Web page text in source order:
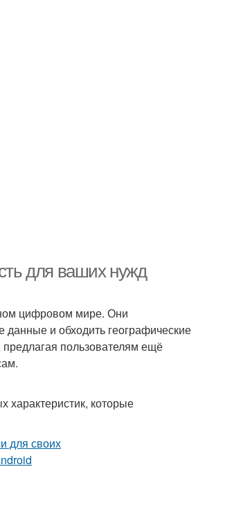
для ваших нужд
цифровом мире. Они
и обходить географические
пользователям ещё
характеристик, которые